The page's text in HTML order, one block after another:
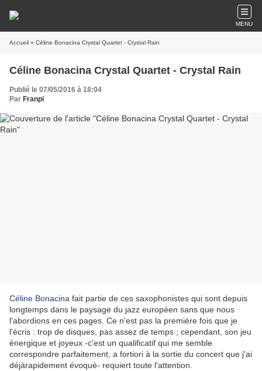
MENU
Accueil » Céline Bonacina Crystal Quartet - Crystal Rain
Céline Bonacina Crystal Quartet - Crystal Rain
Publié le 07/05/2016 à 18:04
Par Franpi
Céline Bonacina fait partie de ces saxophonistes qui sont depuis
longtemps dans le paysage du jazz européen sans que nous
l'abordions en ces pages. Ce n'est pas la première fois que je
l'écris : trop de disques, pas assez de temps ; cependant, son jeu
énergique et joyeux -c'est un qualificatif qui me semble
correspondre parfaitement, a fortiori à la sortie du concert que j'ai
déjàrapidement évoqué- requiert toute l'attention.